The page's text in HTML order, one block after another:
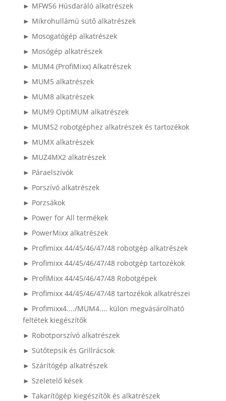
► MFWS6 Húsdaráló alkatrészek
► Mikrohullámú sütő alkatrészek
► Mosogatógép alkatrészek
► Mosógép alkatrészek
► MUM4 (ProfiMixx) Alkatrészek
► MUM5 alkatrészek
► MUM8 alkatrészek
► MUM9 OptiMUM alkatrészek
► MUMS2 robotgéphez alkatrészek és tartozékok
► MUMX alkatrészek
► MUZ4MX2 alkatrészek
► Páraelszívók
► Porszívó alkatrészek
► Porzsákok
► Power for All termékek
► PowerMixx alkatrészek
► Profimixx 44/45/46/47/48 robotgép alkatrészek
► Profimixx 44/45/46/47/48 robotgép tartozékok
► ProfiMixx 44/45/46/47/48 Robotgépek
► Profimixx 44/45/46/47/48 tartozékok alkatrészei
► Profimixx4..../MUM4.... külön megvásárolható
feltétek kiegészítők
► Robotporszívó alkatrészek
► Sütőtepsik és Grillrácsok
► Szárítógép alkatrészek
► Szeletelő kések
► Takarítógép kiegészítők és alkatrészek